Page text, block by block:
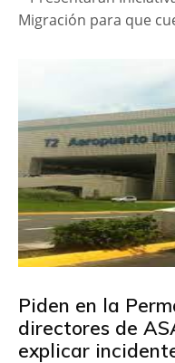
Migración para que
Piden en la
directores de
explicar